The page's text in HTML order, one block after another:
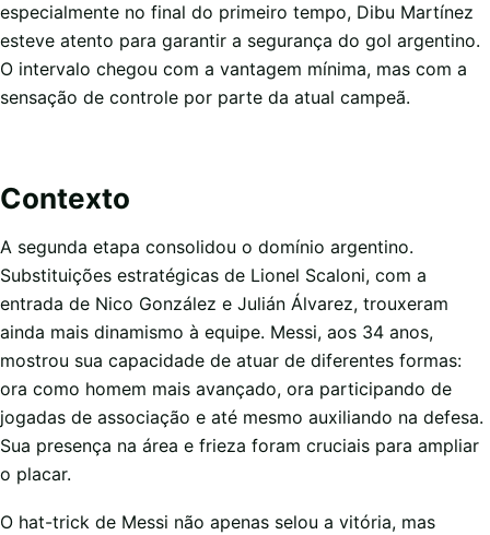
especialmente no final do primeiro tempo, Dibu Martínez
esteve atento para garantir a segurança do gol argentino.
O intervalo chegou com a vantagem mínima, mas com a
sensação de controle por parte da atual campeã.
Contexto
A segunda etapa consolidou o domínio argentino.
Substituições estratégicas de Lionel Scaloni, com a
entrada de Nico González e Julián Álvarez, trouxeram
ainda mais dinamismo à equipe. Messi, aos 34 anos,
mostrou sua capacidade de atuar de diferentes formas:
ora como homem mais avançado, ora participando de
jogadas de associação e até mesmo auxiliando na defesa.
Sua presença na área e frieza foram cruciais para ampliar
o placar.
O hat-trick de Messi não apenas selou a vitória, mas